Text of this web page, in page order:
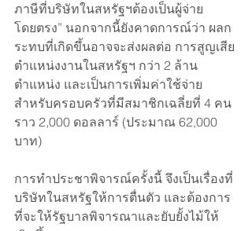
ภาษีที่บริษัทในสหรัฐฯต้องเป็นผู้จ่าย
โดยตรง” นอกจากนี้ยังคาดการณ์ว่า ผลก
ระทบที่เกิดขึ้นอาจจะส่งผลต่อ การสูญเสีย
ตำแหน่งงานในสหรัฐฯ กว่า 2 ล้าน
ตำแหน่ง และเป็นการเพิ่มค่าใช้จ่าย
สำหรับครอบครัวที่มีสมาชิกเฉลี่ยที่ 4 คน
ราว 2,000 ดอลลาร์ (ประมาณ 62,000
บาท)
การทำประชาพิจารณ์ครั้งนี้ จึงเป็นเรื่องที่
บริษัทในสหรัฐให้การตื่นตัว และต้องการ
ที่จะให้รัฐบาลพิจารณาและยับยั้งไม้ให้